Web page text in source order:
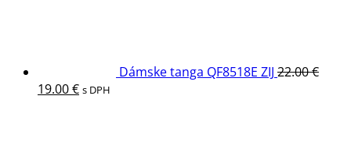
Dámske tanga QF8518E ZIJ 22.00€
Pôvodná
19.00€Aktuálna
s DPH